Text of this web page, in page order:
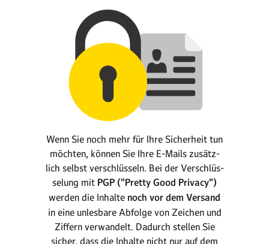
Wenn Sie noch mehr für Ihre Sicherheit tun
möchten, können Sie Ihre E-Mails zu­sätz­
lich selbst verschlüsseln. Bei der Verschlüs­
selung mit PGP ("Pretty Good Privacy")
werden die Inhalte noch vor dem Versand
in eine unlesbare Abfolge von Zeichen und
Ziffern verwandelt. Dadurch stellen Sie
sicher, dass die Inhalte nicht nur auf dem